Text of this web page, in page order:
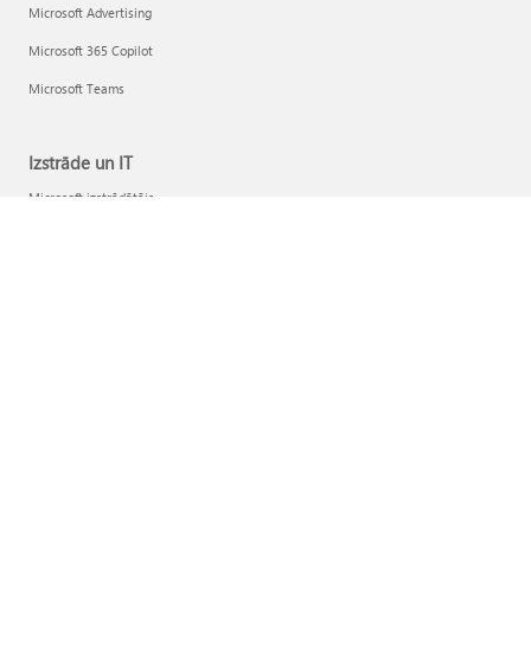
Microsoft Advertising
Microsoft 365 Copilot
Microsoft Teams
Izstrāde un IT
Microsoft izstrādātājs